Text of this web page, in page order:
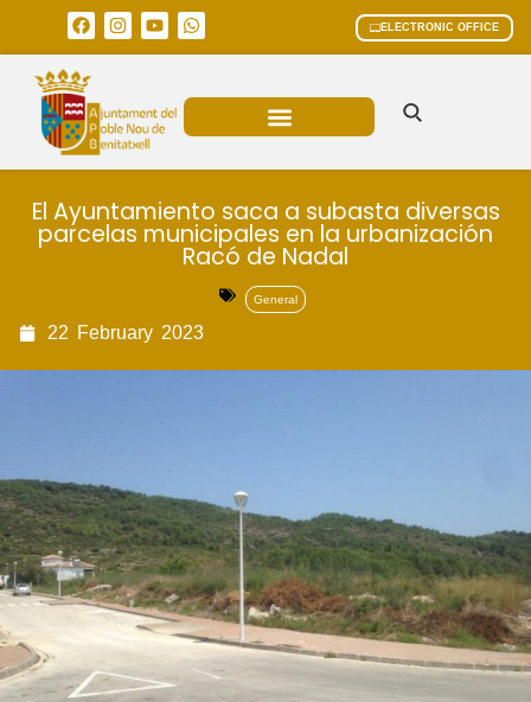
ELECTRONIC OFFICE
El Ayuntamiento saca a subasta diversas
parcelas municipales en la urbanización
Racó de Nadal
General
22 February 2023